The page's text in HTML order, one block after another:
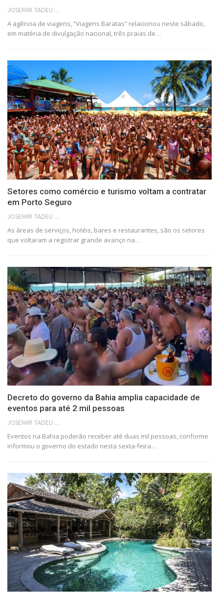
JOSEMIR TADEU FONSECA
A agência de viagens, “Viagens Baratas” relacionou neste sábado,
em matéria de divulgação nacional, três praias de…
Setores como comércio e turismo voltam a contratar
em Porto Seguro
As áreas de serviços, hotéis, bares e restaurantes, são os setores
que voltaram a registrar grande avanço na…
Decreto do governo da Bahia amplia capacidade de
eventos para até 2 mil pessoas
JOSEMIR TADEU FONSECA
Eventos na Bahia poderão receber até duas mil pessoas, conforme
informou o governo do estado nesta sexta-feira…